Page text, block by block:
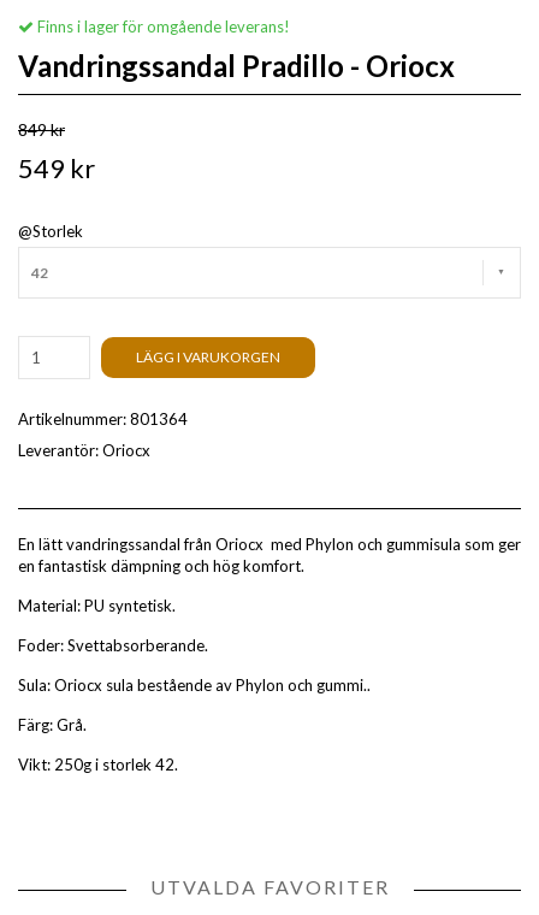
Finns i lager för omgående leverans!
Vandringssandal Pradillo - Oriocx
849 kr
549 kr
@Storlek
42
LÄGG I VARUKORGEN
Artikelnummer:801364
Leverantör:Oriocx
En lätt vandringssandal från Oriocx med Phylon och gummisula som ger
en fantastisk dämpning och hög komfort.
Material: PU syntetisk.
Foder: Svettabsorberande.
Sula: Oriocx sula bestående av Phylon och gummi..
Färg: Grå.
Vikt: 250g i storlek 42.
UTVALDA FAVORITER